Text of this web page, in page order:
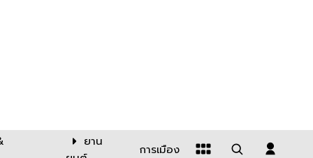
ยาน
การเมือง